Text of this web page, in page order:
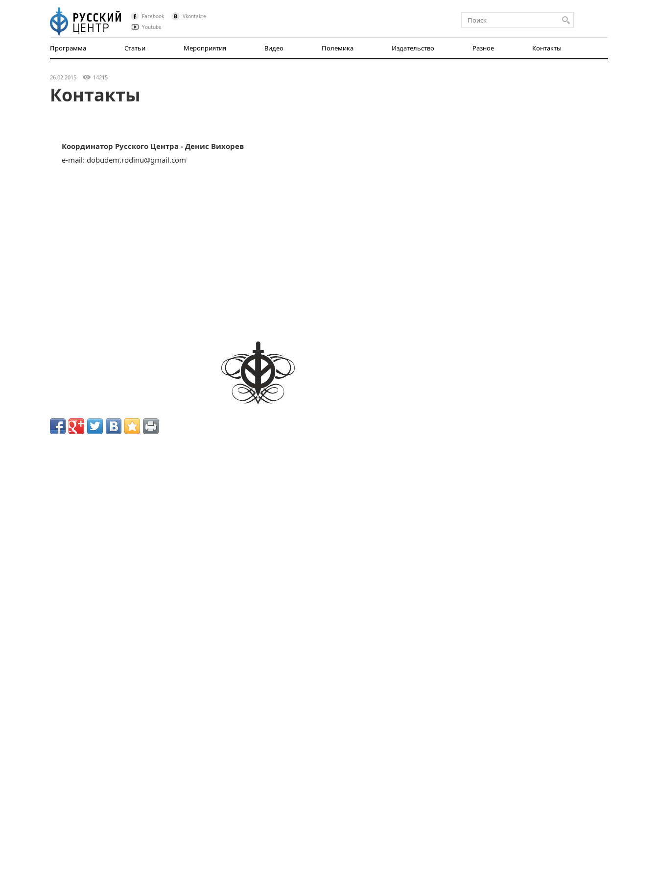
Facebook
Vkontakte
Youtube
Программа Статьи Мероприятия Видео Полемика Издательство Разное Контакты
26.02.2015 14215
Контакты
Координатор Русского Центра - Денис Вихорев
e-mail: dobudem.rodinu@gmail.com